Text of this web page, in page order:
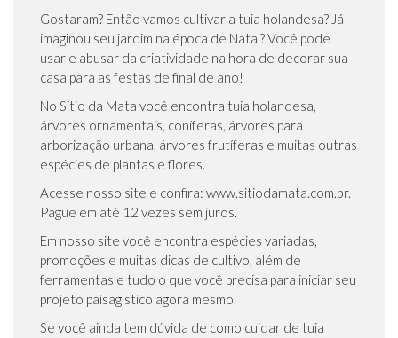
Gostaram? Então vamos cultivar a tuia holandesa? Já
imaginou seu jardim na época de Natal? Você pode
usar e abusar da criatividade na hora de decorar sua
casa para as festas de final de ano!
No Sítio da Mata você encontra tuia holandesa,
árvores ornamentais, coníferas, árvores para
arborização urbana, árvores frutíferas e muitas outras
espécies de plantas e flores.
Acesse nosso site e confira: www.sitiodamata.com.br.
Pague em até 12 vezes sem juros.
Em nosso site você encontra espécies variadas,
promoções e muitas dicas de cultivo, além de
ferramentas e tudo o que você precisa para iniciar seu
projeto paisagístico agora mesmo.
Se você ainda tem dúvida de como cuidar de tuia